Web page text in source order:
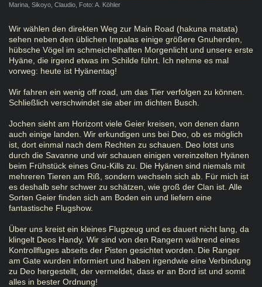
Marina, Sikoyo, Claudio, Foto: A. Köhler
Wir wählen den direkten Weg zur Main Road (hakuna matata)
sehen neben den üblichen Impalas einige größere Gnuherden,
hübsche Vögel im schmeichelhaften Morgenlicht und unsere erste
Hyäne, die irgend etwas im Schilde führt. Ich nehme es mal
vorweg: heute ist Hyänentag!
Wir fahren ein wenig off road, um das Tier verfolgen zu können.
Schließlich verschwindet sie aber im dichten Busch.
Jochen sieht am Horizont viele Geier kreisen, von denen dann
auch einige landen. Wir erkundigen uns bei Deo, ob es möglich
ist, dort einmal nach dem Rechten zu schauen. Deo lotst uns
durch die Savanne und wir schauen einigen vereinzelten Hyänen
beim Frühstück eines Gnu-Kills zu. Die Hyänen sind niemals mit
mehreren Tieren am Riß, sondern wechseln sich ab. Für mich ist
es deshalb sehr schwer zu schätzen, wie groß der Clan ist. Alle
Sorten Geier finden sich am Boden ein und liefern eine
fantastische Flugshow.
Über uns kreist ein kleines Flugzeug und es dauert nicht lang, da
klingelt Deos Handy. Wir sind von den Rangern während eines
Kontrollfluges abseits der Pisten gesichtet worden. Die Ranger
am Gate wurden informiert und haben irgendwie eine Verbindung
zu Deo hergestellt, der vermeldet, dass er an Bord ist und somit
alles in bester Ordnung!